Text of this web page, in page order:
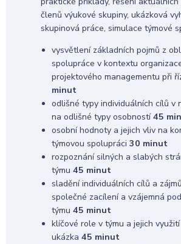
členů výukové skupiny, ukázková
skupinová práce, simulace týmové
vysvětlení základních pojmů z
spolupráce v kontextu
projektového managementu při
minut
odlišné typy individuálních cílů v
na odlišné typy osobností45
osobní hodnoty a jejich vliv na
týmovou spolupráci 30 minut
rozpoznání silných a slabých
týmu 45 minut
sladění individuálních cílů a
společné zacílení a vzájemná
týmu 45 minut
klíčové role v týmu a jejich
ukázka 45 minut